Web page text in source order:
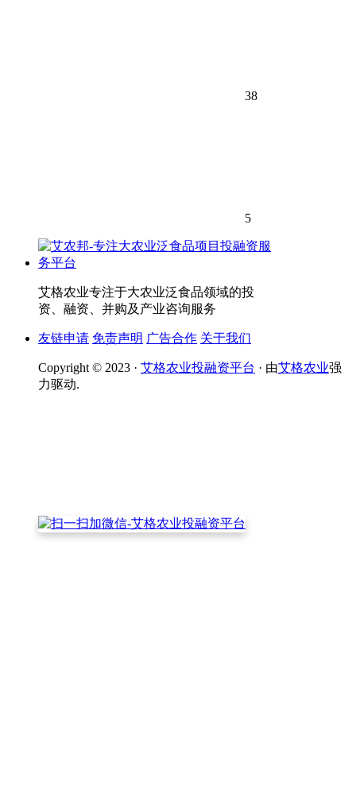
38
5
艾格农业专注于大农业泛食品领域的投
资、融资、并购及产业咨询服务
友链申请 免责声明 广告合作 关于我们
Copyright © 2023 · 艾格农业投融资平台 · 由艾格农业强
力驱动.